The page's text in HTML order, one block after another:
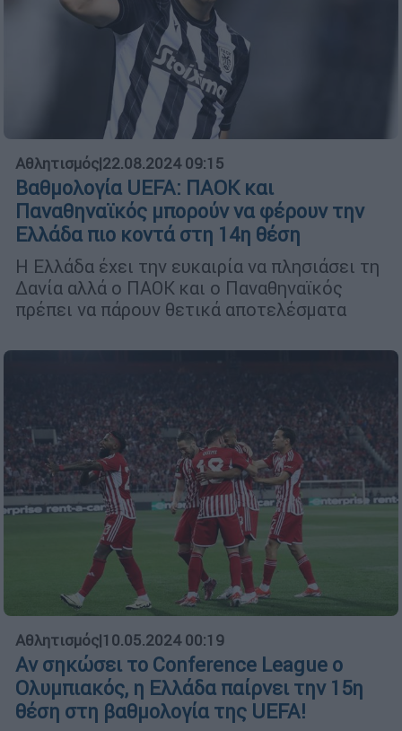
Αθλητισμός|22.08.2024 09:15
Βαθμολογία UEFA: ΠΑΟΚ και
Παναθηναϊκός μπορούν να φέρουν την
Ελλάδα πιο κοντά στη 14η θέση
Η Ελλάδα έχει την ευκαιρία να πλησιάσει τη
Δανία αλλά ο ΠΑΟΚ και ο Παναθηναϊκός
πρέπει να πάρουν θετικά αποτελέσματα
Αθλητισμός|10.05.2024 00:19
Αν σηκώσει το Conference League ο
Ολυμπιακός, η Ελλάδα παίρνει την 15η
θέση στη βαθμολογία της UEFA!